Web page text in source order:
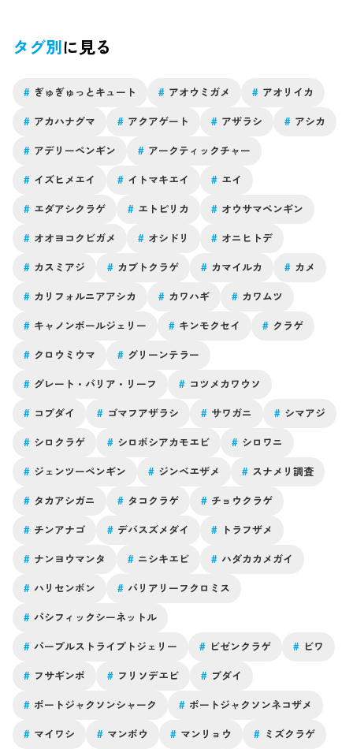
タグ別に見る
# ぎゅぎゅっとキュート # アオウミガメ # アオリイカ
# アカハナグマ # アクアゲート # アザラシ # アシカ
# アデリーペンギン # アークティックチャー
# イズヒメエイ # イトマキエイ # エイ
# エダアシクラゲ # エトピリカ # オウサマペンギン
# オオヨコクビガメ # オシドリ # オニヒトデ
# カスミアジ # カブトクラゲ # カマイルカ # カメ
# カリフォルニアアシカ # カワハギ # カワムツ
# キャノンボールジェリー # キンモクセイ # クラゲ
# クロウミウマ # グリーンテラー
# グレート・バリア・リーフ # コツメカワウソ
# コブダイ # ゴマフアザラシ # サワガニ # シマアジ
# シロクラゲ # シロボシアカモエビ # シロワニ
# ジェンツーペンギン # ジンベエザメ # スナメリ調査
# タカアシガニ # タコクラゲ # チョウクラゲ
# チンアナゴ # デバスズメダイ # トラフザメ
# ナンヨウマンタ # ニシキエビ # ハダカカメガイ
# ハリセンボン # バリアリーフクロミス
# パシフィックシーネットル
# パープルストライプトジェリー # ビゼンクラゲ # ビワ
# フサギンポ # フリソデエビ # ブダイ
# ポートジャクソンシャーク # ポートジャクソンネコザメ
# マイワシ # マンボウ # マンリョウ # ミズクラゲ